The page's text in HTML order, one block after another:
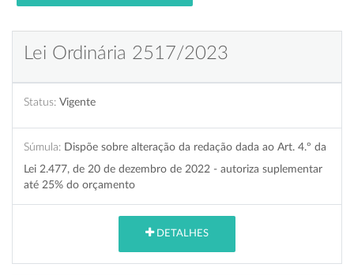
Lei Ordinária 2517/2023
Status: Vigente
Súmula: Dispõe sobre alteração da redação dada ao Art. 4.º da
Lei 2.477, de 20 de dezembro de 2022 - autoriza suplementar
até 25% do orçamento
DETALHES